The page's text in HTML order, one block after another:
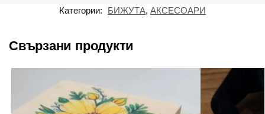
Категории: БИЖУТА, АКСЕСОАРИ
Свързани продукти